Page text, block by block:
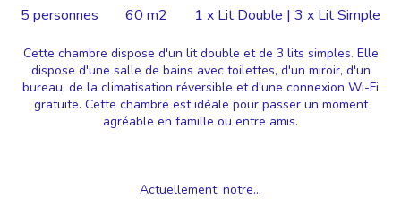
5 personnes
60 m2 1 x Lit Double | 3 x Lit Simple
Cette chambre dispose d'un lit double et de 3 lits simples. Elle
dispose d'une salle de bains avec toilettes, d'un miroir, d'un
bureau, de la climatisation réversible et d'une connexion Wi-Fi
gratuite. Cette chambre est idéale pour passer un moment
agréable en famille ou entre amis.
Actuellement, notre...